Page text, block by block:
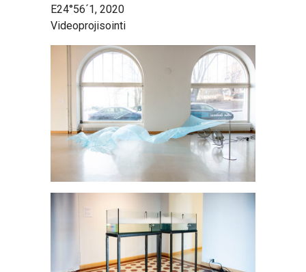
E24°56´1, 2020
Videoprojisointi